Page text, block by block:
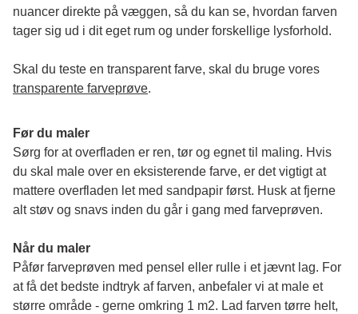
nuancer direkte på væggen, så du kan se, hvordan farven
tager sig ud i dit eget rum og under forskellige lysforhold.
transparente farveprøve.
Før du maler
Sørg for at overfladen er ren, tør og egnet til maling. Hvis
du skal male over en eksisterende farve, er det vigtigt at
mattere overfladen let med sandpapir først. Husk at fjerne
alt støv og snavs inden du går i gang med farveprøven.
Når du maler
Påfør farveprøven med pensel eller rulle i et jævnt lag. For
at få det bedste indtryk af farven, anbefaler vi at male et
større område - gerne omkring 1 m2. Lad farven tørre helt,